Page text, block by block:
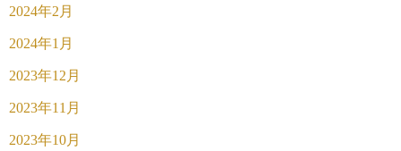
2024年2月
2024年1月
2023年12月
2023年11月
2023年10月